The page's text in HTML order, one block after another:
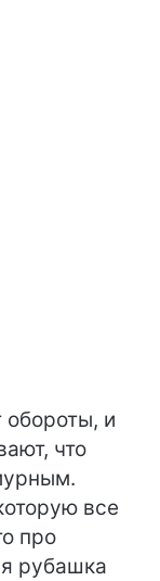
обороты, и
что
все
про
рубашка